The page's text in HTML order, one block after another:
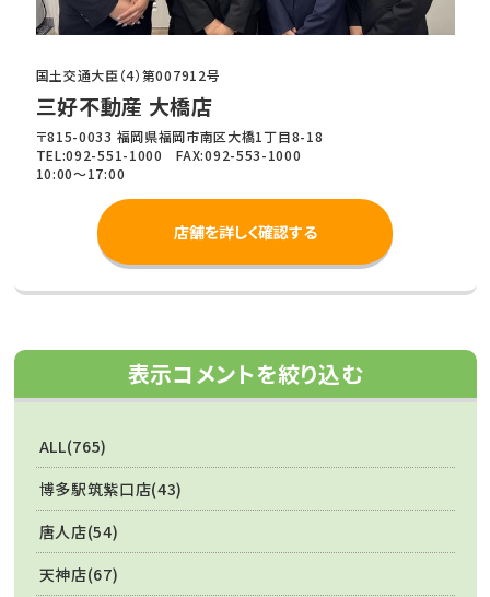
国土交通大臣（4）第007912号
三好不動産 大橋店
〒815-0033 福岡県福岡市南区大橋1丁目8-18
TEL:092-551-1000 FAX:092-553-1000
10:00～17:00
店舗を詳しく確認する
表示コメントを絞り込む
ALL(765)
博多駅筑紫口店(43)
唐人店(54)
天神店(67)